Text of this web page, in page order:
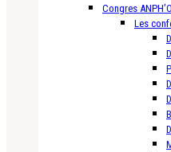
Congres
Les